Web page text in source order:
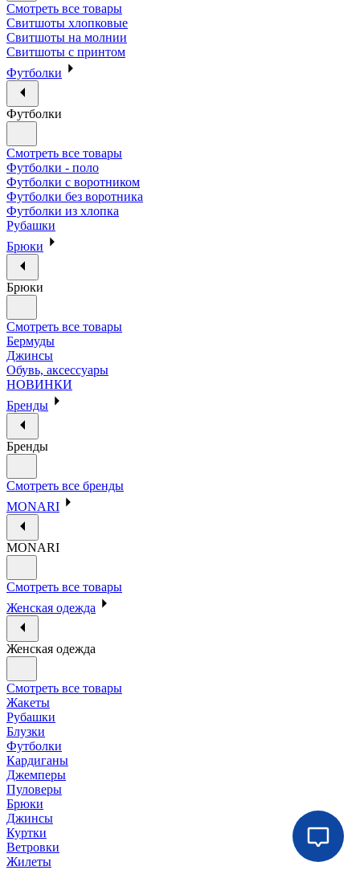
Смотреть все товары
Свитшоты хлопковые
Свитшоты на молнии
Свитшоты с принтом
Футболки
Футболки
Смотреть все товары
Футболки - поло
Футболки с воротником
Футболки без воротника
Футболки из хлопка
Рубашки
Брюки
Брюки
Смотреть все товары
Бермуды
Джинсы
Обувь, аксессуары
НОВИНКИ
Бренды
Бренды
Смотреть все бренды
MONARI
MONARI
Смотреть все товары
Женская одежда
Женская одежда
Смотреть все товары
Жакеты
Рубашки
Блузки
Футболки
Кардиганы
Джемперы
Пуловеры
Брюки
Джинсы
Куртки
Ветровки
Жилеты